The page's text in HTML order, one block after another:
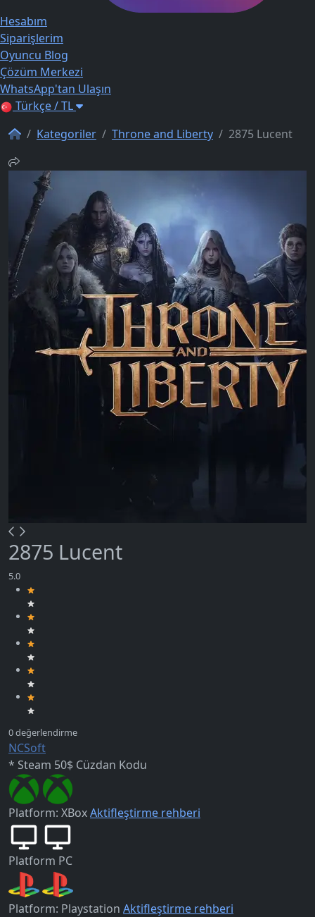
Hesabım
Siparişlerim
Oyuncu Blog
Çözüm Merkezi
WhatsApp'tan Ulaşın
Türkçe / TL
Kategoriler
Throne and Liberty 2875 Lucent
2875 Lucent
NCSoft
* Steam 50$ Cüzdan Kodu
Platform: XBoxAktifleştirme rehberi
Platform PC
Platform: Playstation Aktifleştirme rehberi